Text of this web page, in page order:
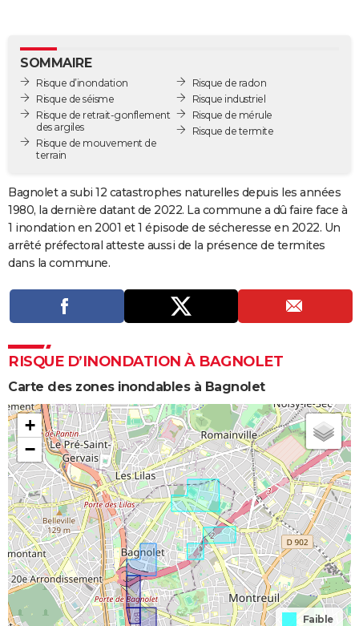
GUIDES D'ACHAT
BONS PLANS
CARTE DE VOEUX
Carte de Noël
Carte Bonne année
Carte Saint-Valentin
Carte Pâques
Carte d'anniversaire
DICTIONNAIRE
COPAINS D'AVANT
S'inscrire
Se connecter
Lycées
Collèges
Primaires
Universités
Entreprises
Service militaire
Avis de recherche
AVIS DE DÉCÈS
SOMMAIRE
Risque d’inondation
Risque de séisme
Risque de retrait-gonflement
des argiles
Risque de mouvement de
terrain
Risque de radon
Risque industriel
Risque de mérule
Risque de termite
Bagnolet a subi 12 catastrophes naturelles depuis les années
1980, la dernière datant de 2022. La commune a dû faire face à
1 inondation en 2001 et 1 épisode de sécheresse en 2022. Un
arrêté préfectoral atteste aussi de la présence de termites
dans la commune.
RISQUE D’INONDATION À BAGNOLET
Carte des zones inondables à Bagnolet
+
−
Faible